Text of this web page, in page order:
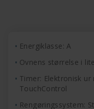
Energiklasse: A
Ovnens størrelse i
Timer: Elektronisk
TouchControl
Rengøringssystem: